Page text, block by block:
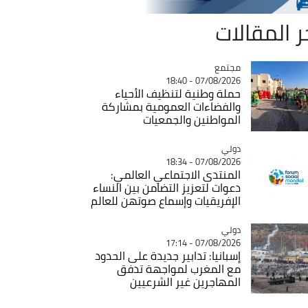
المقالات
Catégorie
مجتمع
07/08/2026 - 18:40
حملة وطنية لتنظيف الأحياء
والفضاءات العمومية بمشاركة
المواطنين والجمعيات
Catégorie
دولي
07/08/2026 - 18:34
المنتدى الاجتماعي العالمي:
دعوات لتعزيز التضامن بين النساء
الإفريقيات وإسماع صوتهن للعالم
Catégorie
دولي
07/08/2026 - 17:14
إسبانيا: تدابير جديدة على الحدود
مع المغرب لمواجهة تدفق
المهاجرين غير الشرعيين